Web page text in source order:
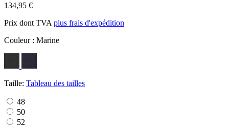
134,95 €
Prix dont TVA plus frais d'expédition
Couleur : Marine
Taille: Tableau des tailles
48
50
52